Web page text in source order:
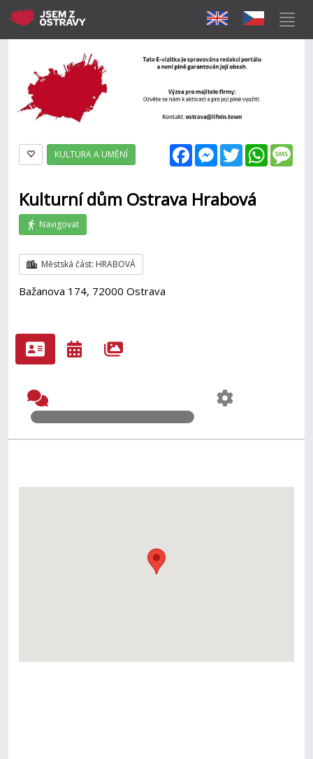
FacebookMessenger
Twitter
KULTURA A UMĚNÍ
Kulturní dům Ostrava Hrabová
Navigovat
Městská část: HRABOVÁ
Bažanova 174, 72000 Ostrava